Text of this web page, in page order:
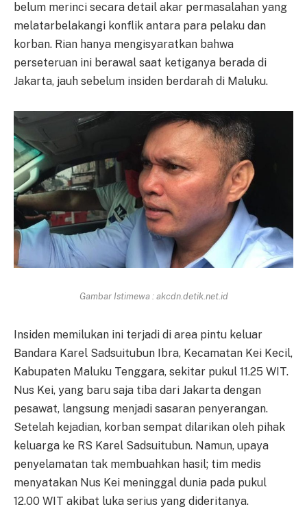
belum merinci secara detail akar permasalahan yang
melatarbelakangi konflik antara para pelaku dan
korban. Rian hanya mengisyaratkan bahwa
perseteruan ini berawal saat ketiganya berada di
Jakarta, jauh sebelum insiden berdarah di Maluku.
Gambar Istimewa : akcdn.detik.net.id
Insiden memilukan ini terjadi di area pintu keluar
Bandara Karel Sadsuitubun Ibra, Kecamatan Kei Kecil,
Kabupaten Maluku Tenggara, sekitar pukul 11.25 WIT.
Nus Kei, yang baru saja tiba dari Jakarta dengan
pesawat, langsung menjadi sasaran penyerangan.
Setelah kejadian, korban sempat dilarikan oleh pihak
keluarga ke RS Karel Sadsuitubun. Namun, upaya
penyelamatan tak membuahkan hasil; tim medis
menyatakan Nus Kei meninggal dunia pada pukul
12.00 WIT akibat luka serius yang dideritanya.